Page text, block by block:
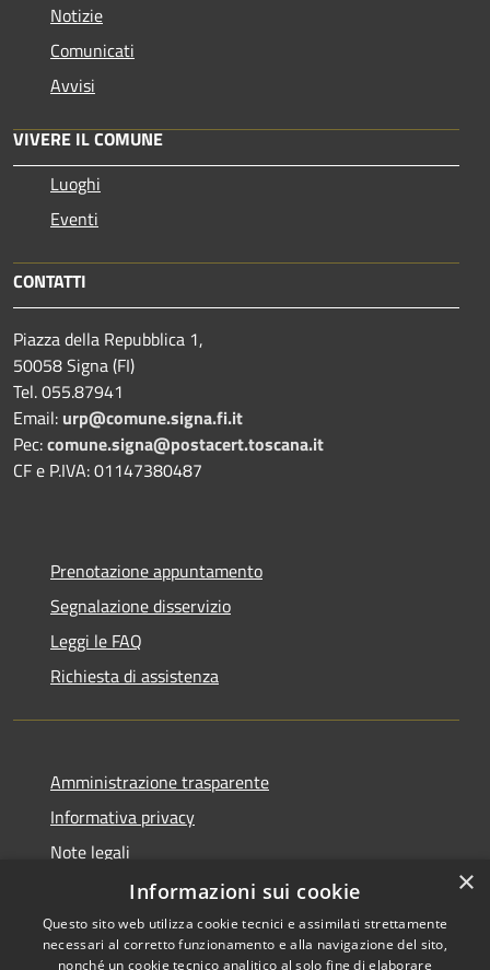
Notizie
Comunicati
Avvisi
VIVERE IL COMUNE
Luoghi
Eventi
CONTATTI
Piazza della Repubblica 1,
50058 Signa (FI)
Tel. 055.87941
Email: urp@comune.signa.fi.it
Pec:comune.signa@postacert.toscana.it
CF e P.IVA: 01147380487
Prenotazione appuntamento
Segnalazione disservizio
Leggi le FAQ
Richiesta di assistenza
Amministrazione trasparente
Informativa privacy
Note legali
Dichiarazione di accessibilità
×
Informazioni sui cookie
Questo sito web utilizza cookie tecnici e assimilati strettamente
necessari al corretto funzionamento e alla navigazione del sito,
nonché un cookie tecnico analitico al solo fine di elaborare